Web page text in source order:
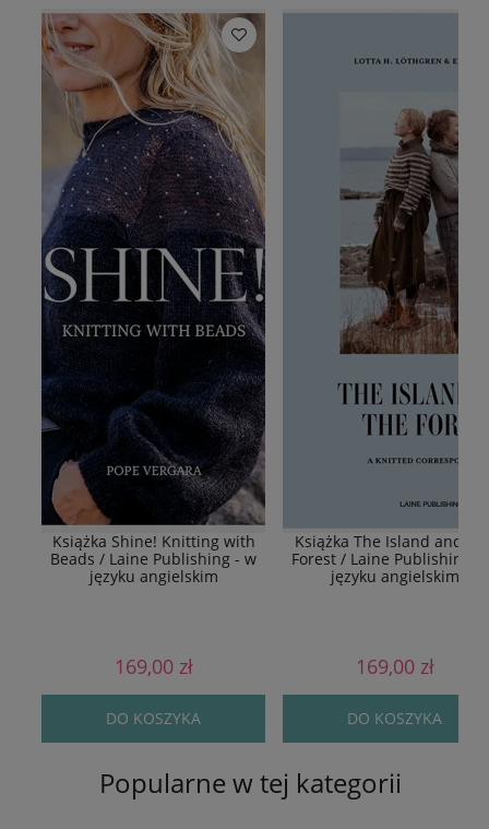
Książka Shine! Knitting with
Beads / Laine Publishing - w
języku angielskim
169,00 zł
DO KOSZYKA
Książka The Island and
Forest / Laine Publishing -
języku angielskim
169,00 zł
DO KOSZYKA
Popularne w tej kategorii